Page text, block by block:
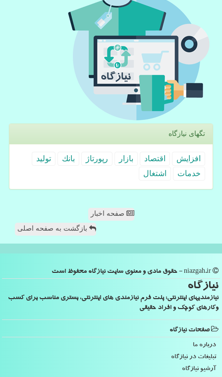
تگهای نیازگاه
افزایش اقتصاد بازار رپورتاژ بانك
تولید
خدمات
اشتغال
صفحه اخبار
بازگشت به صفحه اصلی
نیازگاه
نیازمندیهای اینترنتی: پلت فرم نیازمندی های اینترنتی، بستری مناسب برای کسب
وکارهای کوچک و افراد حقیقی
صفحات نیازگاه
درباره ما
تبلیغات در نیازگاه
آرشیو نیازگاه